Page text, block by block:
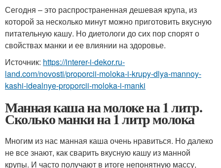
Сегодня – это распространенная дешевая крупа, из
которой за несколько минут можно приготовить вкусную
питательную кашу. Но диетологи до сих пор спорят о
свойствах манки и ее влиянии на здоровье.
Источник: https://interer-i-dekor.ru-
land.com/novosti/proporcii-moloka-i-krupy-dlya-mannoy-
kashi-idealnye-proporcii-moloka-i-manki
Манная каша на молоке на 1 литр.
Сколько манки на 1 литр молока
Многим из нас манная каша очень нравиться. Но далеко
не все знают, как сварить вкусную кашу из манной
крупы. И часто получают в итоге непонятную массу,